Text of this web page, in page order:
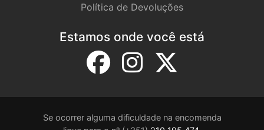
Política de Devoluções
Estamos onde você está
Se ocorrer alguma dificuldade na encomenda